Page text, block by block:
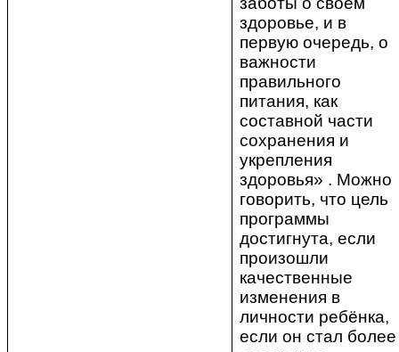
здоровье, и в
первую очередь, о
важности
правильного
питания, как
составной части
сохранения и
укрепления
здоровья» . Можно
говорить, что цель
программы
достигнута, если
произошли
качественные
изменения в
личности ребёнка,
если он стал более